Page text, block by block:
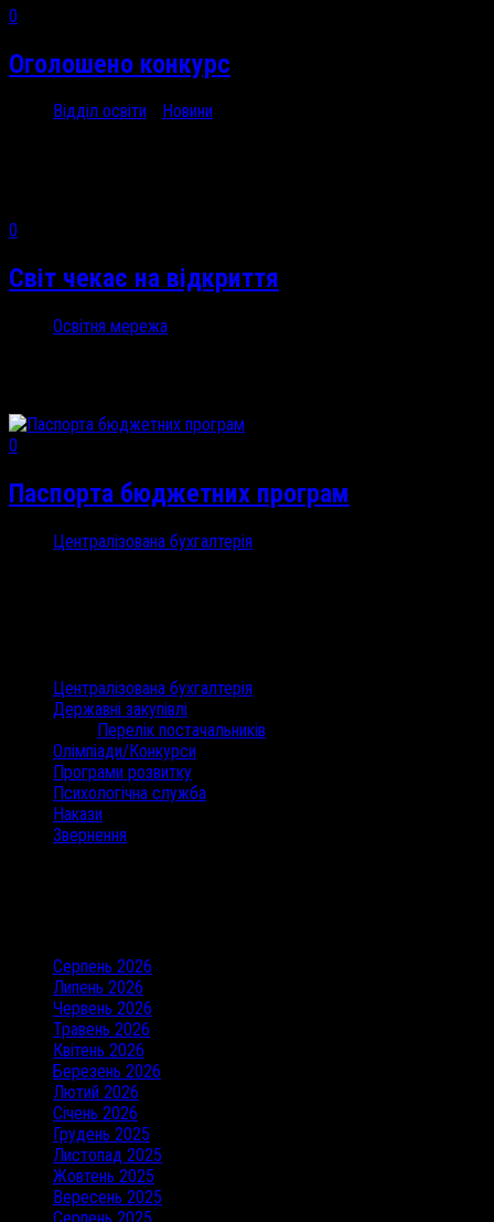
0
Оголошено конкурс
Відділ освіти
Новини
0
Світ чекає на відкриття
Освітня мережа
0
Паспорта бюджетних програм
Централізована бухгалтерія
Централізована бухгалтерія
Державні закупівлі
Перелік постачальників
Олімпіади/Конкурси
Програми розвитку
Психологічна служба
Накази
Звернення
Серпень 2026
Липень 2026
Червень 2026
Травень 2026
Квітень 2026
Березень 2026
Лютий 2026
Січень 2026
Грудень 2025
Листопад 2025
Жовтень 2025
Вересень 2025
Серпень 2025